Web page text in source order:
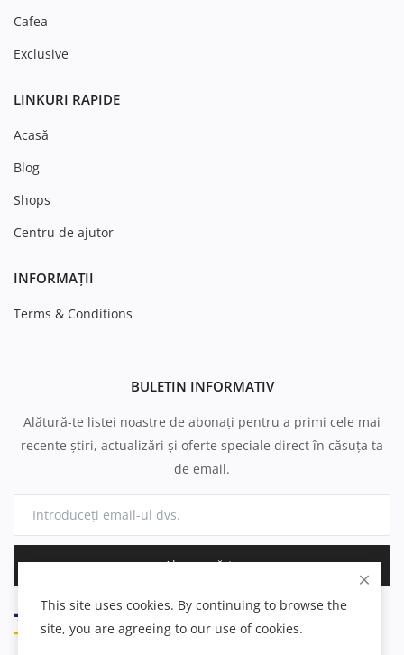
Cafea
Exclusive
LINKURI RAPIDE
Acasă
Blog
Shops
Centru de ajutor
INFORMAȚII
Terms & Conditions
BULETIN INFORMATIV
Alătură-te listei noastre de abonați pentru a primi cele mai
recente știri, actualizări și oferte speciale direct în căsuța ta
de email.
Abonează-te
This site uses cookies. By continuing to browse the
site, you are agreeing to our use of cookies.